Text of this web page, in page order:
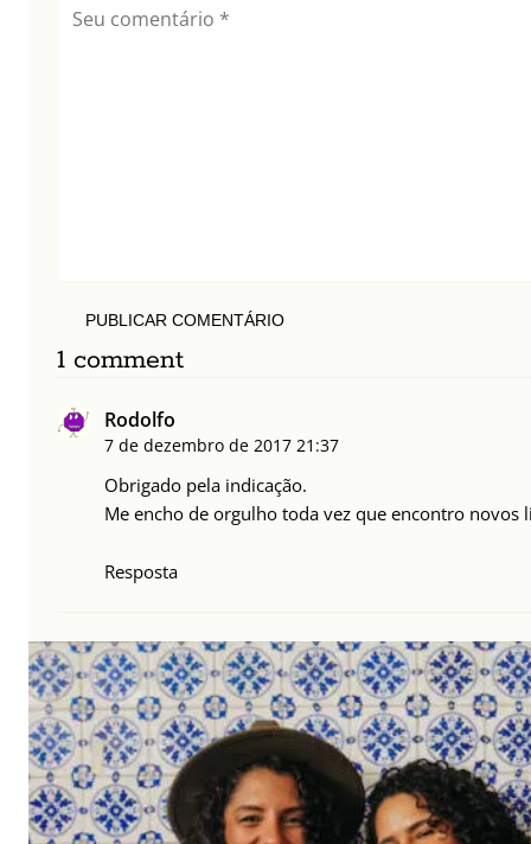
PUBLICAR COMENTÁRIO
1 comment
Rodolfo
7 de dezembro de 2017 21:37
Obrigado pela indicação.
Me encho de orgulho toda vez que encontro novos
Resposta